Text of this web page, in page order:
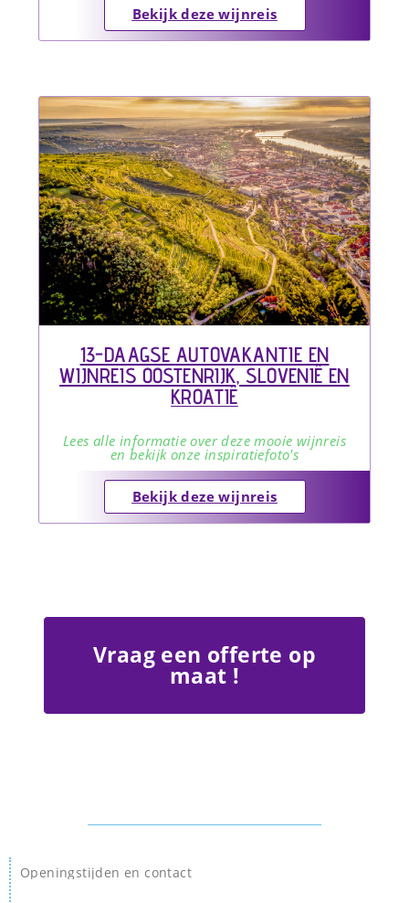
Bekijk deze wijnreis
13-DAAGSE AUTOVAKANTIE EN
WIJNREIS OOSTENRIJK, SLOVENIË EN
KROATIË
Lees alle informatie over deze mooie wijnreis
en bekijk onze inspiratiefoto's
Bekijk deze wijnreis
Vraag een offerte op
maat !
Openingstijden en contact